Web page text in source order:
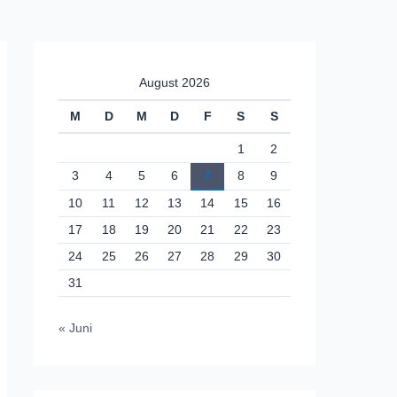
August 2026
M D M D F S S
1
2
3
4 5 6 7 8
9
10
11 12 13 14 15
16
17
18 19 20 21 22
23
24
25 26 27 28 29
30
31
« Juni